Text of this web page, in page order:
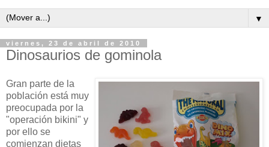
▼
viernes, 23 de abril de 2010
Dinosaurios de gominola
Gran parte de la
población está muy
preocupada por la
"operación bikini" y
por ello se
comienzan dietas